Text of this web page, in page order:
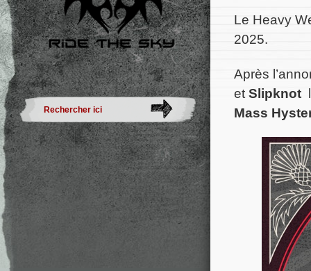
Le Heavy
2025.
Après
et Slipknot
Mass